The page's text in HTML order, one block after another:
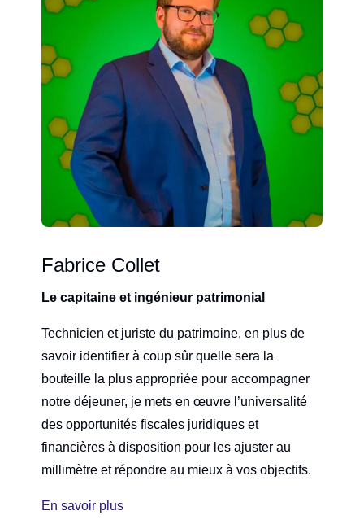
Fabrice Collet
Le capitaine et ingénieur patrimonial
Technicien et juriste du patrimoine, en plus de
savoir identifier à coup sûr quelle sera la
bouteille la plus appropriée pour accompagner
notre déjeuner, je mets en œuvre l’universalité
des opportunités fiscales juridiques et
financières à disposition pour les ajuster au
millimètre et répondre au mieux à vos objectifs.
En savoir plus